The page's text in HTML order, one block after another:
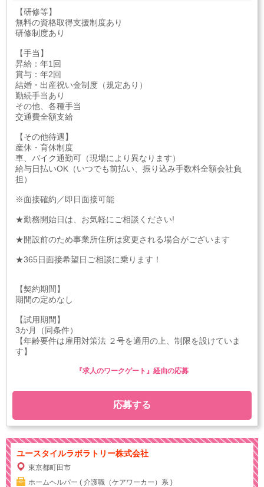
【研修等】
無料の資格取得支援制度あり
研修制度あり
【手当】
昇給：年1回
賞与：年2回
結婚・出産祝い金制度（規定あり）
勤続手当あり
その他、各種手当
交通費全額支給
【その他待遇】
産休・育休制度
車、バイク通勤可（現場により異なります）
給与日払いOK（いつでも前払い、振り込み手数料全額会社負
担）
※面接確約／即日面接可能
★勤務開始日は、お気軽にご相談ください!
★開設前のため事業所住所は変更される場合がございます
★365日面接希望日ご相談に乗ります！
【契約期間】
期間の定めなし
【試用期間】
3か月（同条件）
【年齢要件は雇用対策法 ２号を適用の上、制限を設けていま
す】
応募する
『求人のワークゲート』経由の応募
ユースタイルラボラトリー株式会社
東京都町田市
ホームヘルパー ( 介護職（ケアワーカー）系 )